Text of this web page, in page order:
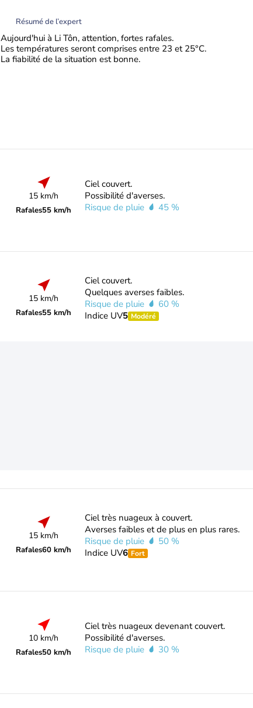
Résumé de l’expert
Aujourd'hui à Li Tôn, attention, fortes rafales.
Les températures seront comprises entre 23 et 25°C.
La fiabilité de la situation est bonne.
15 km/h
Rafales55 km/h
Ciel couvert.
Possibilité d'averses.
Risque de pluie
45 %
15 km/h
Rafales55 km/h
Ciel couvert.
Quelques averses faibles.
Risque de pluie
60 %
Indice UV5 Modéré
15 km/h
Rafales60 km/h
Ciel très nuageux à couvert.
Averses faibles et de plus en plus rares.
Risque de pluie
50 %
Indice UV6 Fort
10 km/h
Rafales50 km/h
Ciel très nuageux devenant couvert.
Possibilité d'averses.
Risque de pluie
30 %